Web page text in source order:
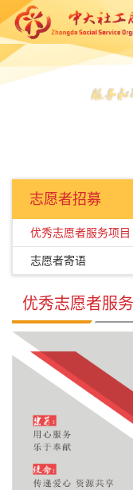
志愿者招募
优秀志愿者服务项目
志愿者寄语
优秀志愿者服